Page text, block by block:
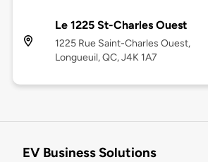
Le 1225 St-Charles Ouest
1225 Rue Saint-Charles Ouest,
Longueuil, QC, J4K 1A7
EV Business Solutions